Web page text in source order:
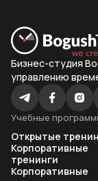
Бизнес-студия
управлению
Учебные
Открытые
Корпоративные
тренинги
Корпоративные